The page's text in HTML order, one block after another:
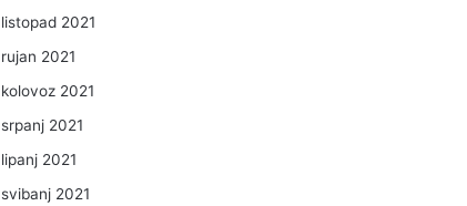
listopad 2021
rujan 2021
kolovoz 2021
srpanj 2021
lipanj 2021
svibanj 2021